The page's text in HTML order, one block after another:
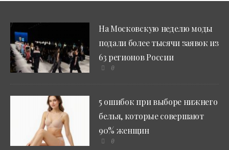
На Московскую неделю моды
подали более тысячи заявок из
63 регионов России
0
5 ошибок при выборе нижнего
белья, которые совершают
90% женщин
0